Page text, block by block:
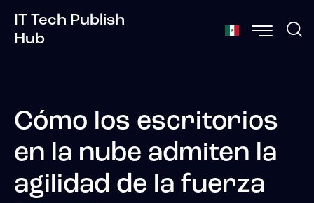
IT Tech Publish
Hub
Cómo los escritorios
en la nube admiten la
agilidad de la fuerza